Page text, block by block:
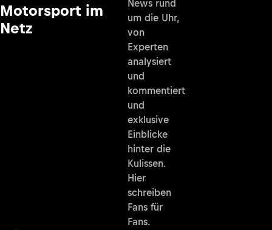
Motorsport im
Netz
News rund
um die Uhr,
von
Experten
analysiert
und
kommentiert
und
exklusive
Einblicke
hinter die
Kulissen.
Hier
schreiben
Fans für
Fans.